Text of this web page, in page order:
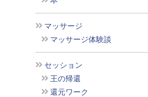
マッサージ
マッサージ体験談
セッション
王の帰還
還元ワーク